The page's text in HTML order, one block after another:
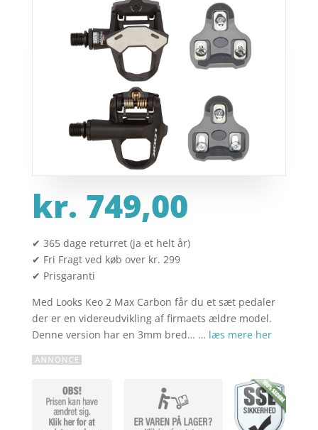
kr. 749,00
✔ 365 dage returret (ja et helt år)
✔ Fri Fragt ved køb over kr. 299
✔ Prisgaranti
Med Looks Keo 2 Max Carbon får du et sæt pedaler
der er en videreudvikling af firmaets ældre model.
Denne version har en 3mm bred… … læs mere her